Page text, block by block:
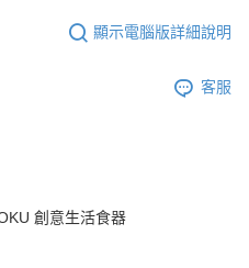
資料，並將交易相關給付款項請求債
理人或監護人之同意方可使用
不足之情形，本公司將視審查結果
訊註冊。若發現惡意使用之情形，
顯示電腦版詳細說明
客服
創意生活食器